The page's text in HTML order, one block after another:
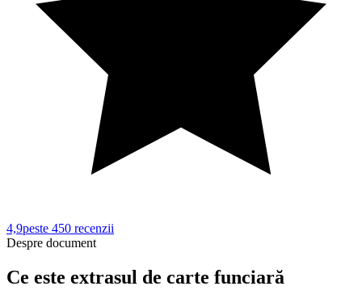
4,9peste 450 recenzii
Despre document
Ce este extrasul de carte funciară